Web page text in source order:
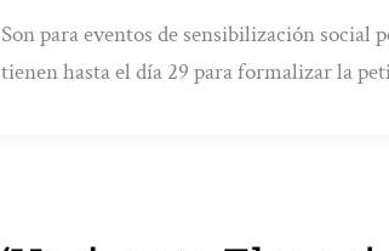
Son para eventos de sensibilización social
tienen hasta el día 29 para formalizar la